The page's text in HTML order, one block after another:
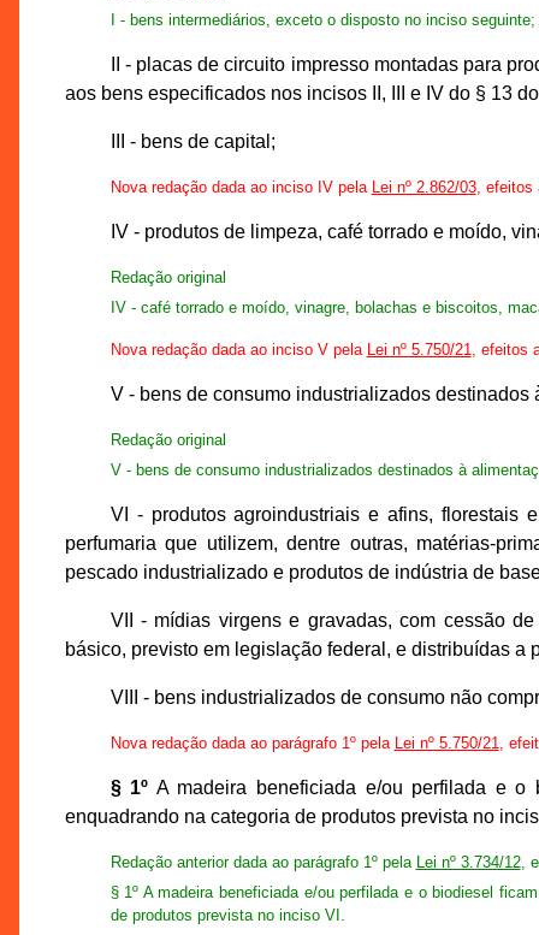
I - bens intermediários, exceto o disposto no inciso seguinte;
II - placas de circuito impresso montadas para
aos bens especificados nos incisos II, III e IV do § 13
III - bens de capital;
Nova redação dada ao inciso IV pela Lei nº 2.862/03, efeitos
IV - produtos de limpeza, café torrado e moído,
Redação original
IV - café torrado e moído, vinagre, bolachas e biscoitos,
Nova redação dada ao inciso V pela Lei nº 5.750/21, efeitos
V - bens de consumo industrializados
Redação original
V - bens de consumo industrializados destinados à
VI - produtos agroindustriais e afins, florestais
perfumaria que utilizem, dentre outras, matérias-
pescado industrializado e produtos de indústria de
VII - mídias virgens e gravadas, com cessão
básico, previsto em legislação federal, e distribuídas a
VIII - bens industrializados de consumo não
Nova redação dada ao parágrafo 1º pela Lei nº 5.750/21,
§ 1º A madeira beneficiada e/ou perfilada e
enquadrando na categoria de produtos prevista no
Redação anterior dada ao parágrafo 1º pela Lei nº 3.734/12,
§ 1º A madeira beneficiada e/ou perfilada e o biodiesel
de produtos prevista no inciso VI.